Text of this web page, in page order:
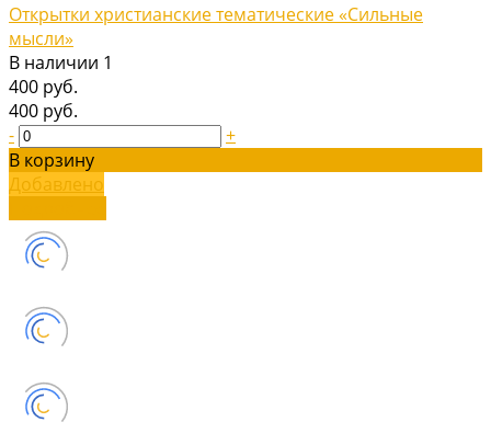
Открытки христианские тематические «Сильные
мысли»
В наличии 1
400 руб.
400 руб.
-
+
В корзину
Добавлено